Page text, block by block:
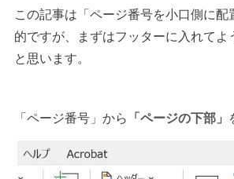
この記事は「ページ番号を小口側に配
的ですが、まずはフッターに入れてよ
と思います。
「ページ番号」から 「ページの下部」